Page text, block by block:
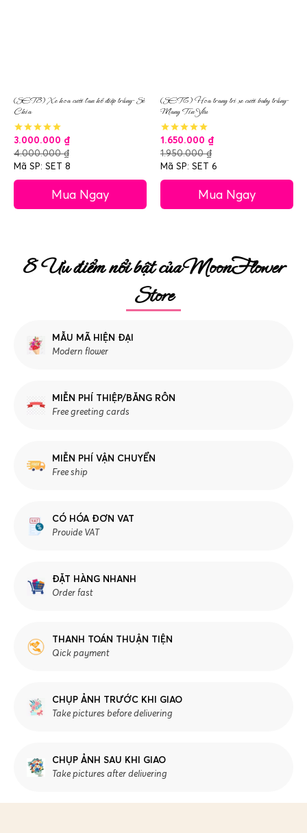
(SET8) Xe hoa cưới lan hồ điệp trắng- Sẻ
Chia
3.000.000 ₫
4.000.000₫
Mã SP: SET 8
Mua Ngay
(SET6) Hoa trang trí xe cưới baby trắng-
Mang Tin Yêu
1.650.000 ₫
1.950.000₫
Mã SP: SET 6
Mua Ngay
8 Ưu điểm nổi bật của MoonFlower
Store
MẪU MÃ HIỆN ĐẠI
Modern flower
MIỄN PHÍ THIỆP/BĂNG RÔN
Free greeting cards
MIỄN PHÍ VẬN CHUYỂN
Free ship
CÓ HÓA ĐƠN VAT
Provide VAT
ĐẶT HÀNG NHANH
Order fast
THANH TOÁN THUẬN TIỆN
Qick payment
CHỤP ẢNH TRƯỚC KHI GIAO
Take pictures before delivering
CHỤP ẢNH SAU KHI GIAO
Take pictures after delivering